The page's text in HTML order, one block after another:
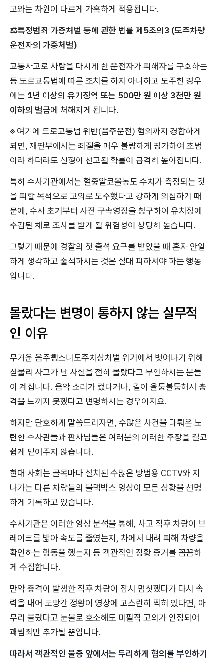
고와는 차원이 다르게 가혹하게 적용됩니다.
⚖️특정범죄 가중처벌 등에 관한 법률 제5조의3 (도주차량
운전자의 가중처벌)
교통사고로 사람을 다치게 한 운전자가 피해자를 구호하는
등 도로교통법에 따른 조치를 하지 아니하고 도주한 경우
에는 1년 이상의 유기징역 또는 500만 원 이상 3천만 원
이하의 벌금에 처해지게 됩니다.
※ 여기에 도로교통법 위반(음주운전) 혐의까지 경합하게
되면, 재판부에서는 죄질을 매우 불량하게 평가하여 초범
이라 하더라도 실형이 선고될 확률이 급격히 높아집니다.
특히 수사기관에서는 혈중알코올농도 수치가 측정되는 것
을 피할 목적으로 고의로 도주했다고 강하게 의심하기 때
문에, 수사 초기부터 사전 구속영장을 청구하여 유치장에
수감된 채로 조사를 받게 될 위험성이 상당히 높습니다.
그렇기 때문에 경찰의 첫 출석 요구를 받았을 때 혼자 안일
하게 생각하고 출석하시는 것은 절대 피하셔야 하는 행동
입니다.
몰랐다는 변명이 통하지 않는 실무적
인 이유
무거운 음주뺑소니도주치상처벌 위기에서 벗어나기 위해
섣불리 사고가 난 사실을 전혀 몰랐다고 부인하시는 분들
이 계십니다. 음악 소리가 컸다거나, 길이 울퉁불퉁해서 충
격을 느끼지 못했다고 변명하시는 경우이지요.
하지만 단호하게 말씀드리자면, 수많은 사건을 다뤄온 노
련한 수사관들과 판사님들은 여러분의 이러한 주장을 결코
쉽게 믿어주지 않습니다.
현대 사회는 골목마다 설치된 수많은 방범용 CCTV와 지
나가는 다른 차량들의 블랙박스 영상이 모든 상황을 선명
하게 기록하고 있습니다.
수사기관은 이러한 영상 분석을 통해, 사고 직후 차량이 브
레이크를 밟아 속도를 줄였는지, 차에서 내려 피해 차량을
확인하는 행동을 했는지 등 객관적인 정황 증거를 꼼꼼하
게 수집합니다.
만약 충격이 발생한 직후 차량이 잠시 멈칫했다가 다시 속
력을 내어 도망간 정황이 영상에 고스란히 찍혀 있다면, 아
무리 몰랐다고 눈물로 호소해도 미필적 고의가 인정되어
괘씸죄만 추가될 뿐입니다.
따라서 객관적인 물증 앞에서는 무리하게 혐의를 부인하기